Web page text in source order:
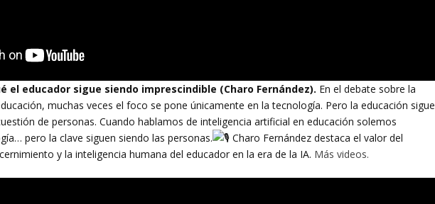
el educador sigue siendo imprescindible (Charo Fernández). En el debate sobre la
muchas veces el foco se pone únicamente en la tecnología. Pero la educación sigue
de personas. Cuando hablamos de inteligencia artificial en educación solemos
pero la clave siguen siendo las personas.
Charo Fernández destaca el valor del
y la inteligencia humana del educador en la era de la IA. Más videos.